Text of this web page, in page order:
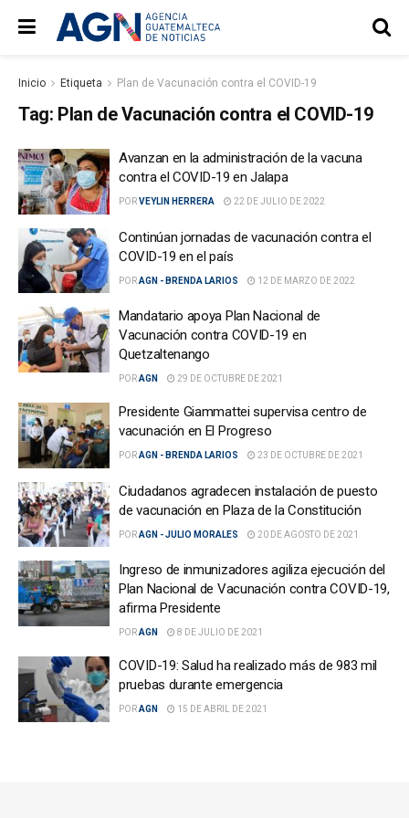
Inicio Etiqueta Plan de Vacunación contra el COVID-19
Tag: Plan de Vacunación contra el COVID-19
Avanzan en la administración de la vacuna
contra el COVID-19 en Jalapa
PORVEYLIN HERRERA 22 DE JULIO DE 2022
Continúan jornadas de vacunación contra el
COVID-19 en el país
PORAGN - BRENDA LARIOS 12 DE MARZO DE 2022
Mandatario apoya Plan Nacional de
Vacunación contra COVID-19 en
Quetzaltenango
PORAGN 29 DE OCTUBRE DE 2021
Presidente Giammattei supervisa centro de
vacunación en El Progreso
PORAGN - BRENDA LARIOS 23 DE OCTUBRE DE 2021
Ciudadanos agradecen instalación de puesto
de vacunación en Plaza de la Constitución
PORAGN - JULIO MORALES 20 DE AGOSTO DE 2021
Ingreso de inmunizadores agiliza ejecución del
Plan Nacional de Vacunación contra COVID-19,
afirma Presidente
PORAGN 8 DE JULIO DE 2021
COVID-19: Salud ha realizado más de 983 mil
pruebas durante emergencia
PORAGN 15 DE ABRIL DE 2021